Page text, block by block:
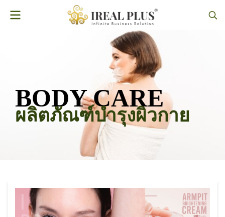
BODY CARE
ผลิตภัณฑ์บำรุงผิวกาย